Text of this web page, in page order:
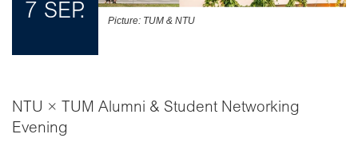
Picture: TUM & NTU
7 SEP.
NTU × TUM Alumni & Student Networking
Evening